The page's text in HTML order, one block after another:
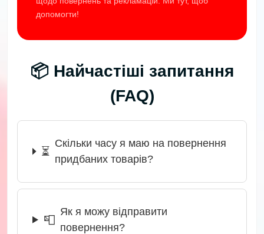
допомогти!
📦 Найчастіші запитання
(FAQ)
⏳
Скільки часу я маю на повернення
придбаних товарів?
📮
Як я можу відправити
повернення?